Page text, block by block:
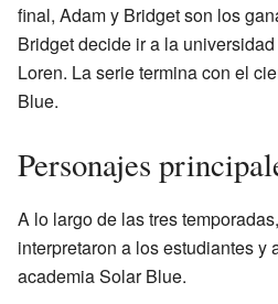
final, Adam y Bridget son los
Bridget decide ir a la
Loren. La serie termina con el
Blue.
Personajes
A lo largo de las tres
interpretaron a los estudiantes y
academia Solar Blue.